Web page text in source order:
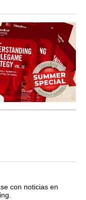
con noticias en